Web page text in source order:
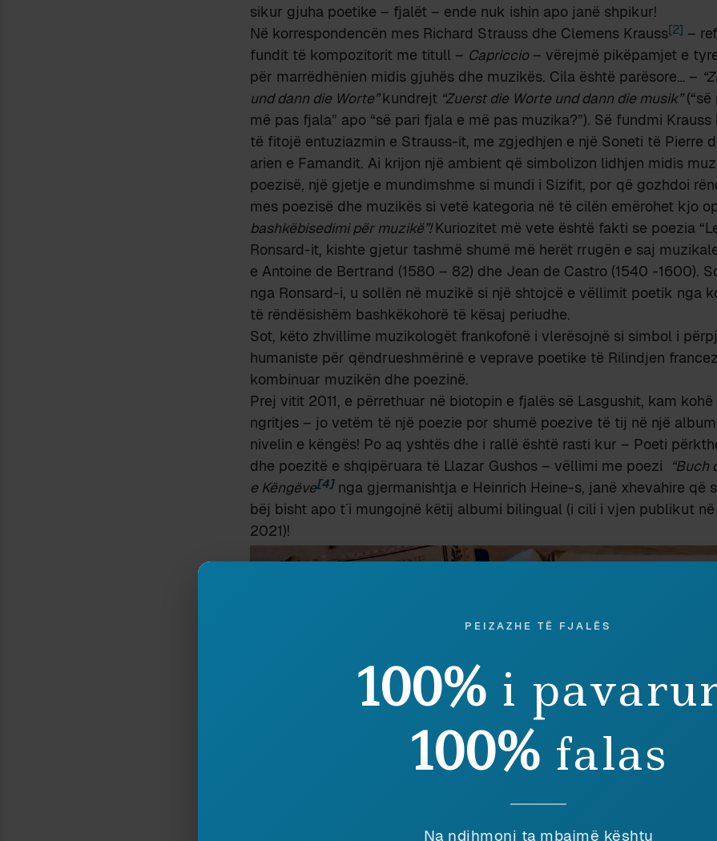
sikur gjuha poetike – fjalët – ende nuk ishin apo janë shpikur!
Në korrespondencën mes Richard Strauss dhe Clemens Krauss[2] –
fundit të kompozitorit me titull – Capriccio– vërejmë pikëpamjet e
për marrëdhënien midis gjuhës dhe muzikës. Cila është parësore… –
und dann die Worte”kundrejt “Zuerst die Worte und dann die musik”(“së
më pas fjala” apo “së pari fjala e më pas muzika?”). Së fundmi
të fitojë entuziazmin e Strauss-it, me zgjedhjen e një Soneti të Pierre
arien e Famandit. Ai krijon një ambient që simbolizon lidhjen midis
poezisë, një gjetje e mundimshme si mundi i Sizifit, por që gozhdoi
mes poezisë dhe muzikës si vetë kategoria në të cilën emërohet kjo
bashkëbisedimi për muzikë”!Kuriozitet më vete është fakti se poezia
Ronsard-it, kishte gjetur tashmë shumë më herët rrugën e saj
e Antoine de Bertrand (1580 – 82) dhe Jean de Castro (1540 -1600).
nga Ronsard-i, u sollën në muzikë si një shtojcë e vëllimit poetik nga
të rëndësishëm bashkëkohorë të kësaj periudhe.
Sot, këto zhvillime muzikologët frankofonë i vlerësojnë si simbol i
humaniste për qëndrueshmërinë e veprave poetike të Rilindjen
kombinuar muzikën dhe poezinë.
Prej vitit 2011, e përrethuar në biotopin e fjalës së Lasgushit, kam
ngritjes – jo vetëm të një poezie por shumë poezive të tij në një
nivelin e këngës! Po aq yshtës dhe i rallë është rasti kur – Poeti
dhe poezitë e shqipëruara të Llazar Gushos – vëllimi me poezi
“Buch
e Këngëve[4]nga gjermanishtja e Heinrich Heine-s, janë xhevahire që
bëj bisht apo t´i mungojnë këtij albumi bilingual (i cili i vjen publikut
2021)!
PEIZAZHE TË FJALËS
100% i
100% falas
Na ndihmoni ta mbajmë kështu